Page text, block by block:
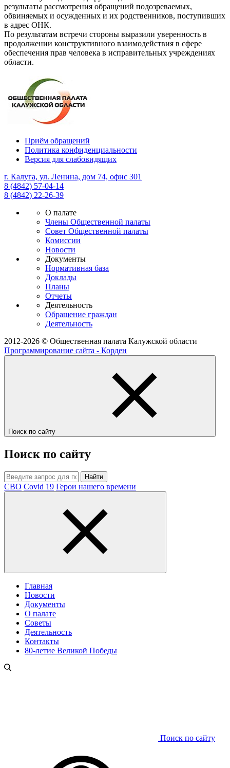
результаты рассмотрения обращений подозреваемых,
обвиняемых и осужденных и их родственников, поступивших
в адрес ОНК.
По результатам встречи стороны выразили уверенность в
продолжении конструктивного взаимодействия в сфере
обеспечения прав человека в исправительных учреждениях
области.
Приём обращений
Политика конфиденциальности
Версия для слабовидящих
г. Калуга, ул. Ленина, дом 74, офис 301
8 (4842) 57-04-14
8 (4842) 22-26-39
О палате
Члены Общественной палаты
Совет Общественной палаты
Комиссии
Новости
Документы
Нормативная база
Доклады
Планы
Отчеты
Деятельность
Обращение граждан
Деятельность
2012-2026 © Общественная палата Калужской области
Программирование сайта - Корден
Поиск по сайту
Поиск по сайту
Найти
СВО Covid 19 Герои нашего времени
Главная
Новости
Документы
О палате
Советы
Деятельность
Контакты
80-летие Великой Победы
Поиск по сайту